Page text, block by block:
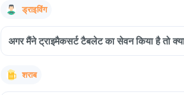
ड्राइविंग
अगर मैंने ट्राइमैकसर्ट टैबलेट का सेवन किया है तो
शराब